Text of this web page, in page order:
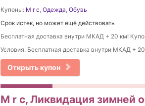
Купоны: M r c, Одежда, Обувь
Срок истек, но может ещё действовать
Бесплатная доставка внутри МКАД + 20 км!
Условия: Бесплатная доставка внутри МКАД +
Открыть купон
M r c, Ликвидация зимней